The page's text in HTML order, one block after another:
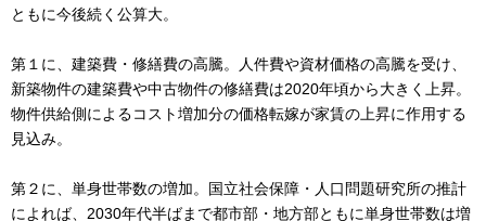
ともに今後続く公算大。
第１に、建築費・修繕費の高騰。人件費や資材価格の高騰を受け、
新築物件の建築費や中古物件の修繕費は2020年頃から大きく上昇。
物件供給側によるコスト増加分の価格転嫁が家賃の上昇に作用する
見込み。
第２に、単身世帯数の増加。国立社会保障・人口問題研究所の推計
によれば、2030年代半ばまで都市部・地方部ともに単身世帯数は増